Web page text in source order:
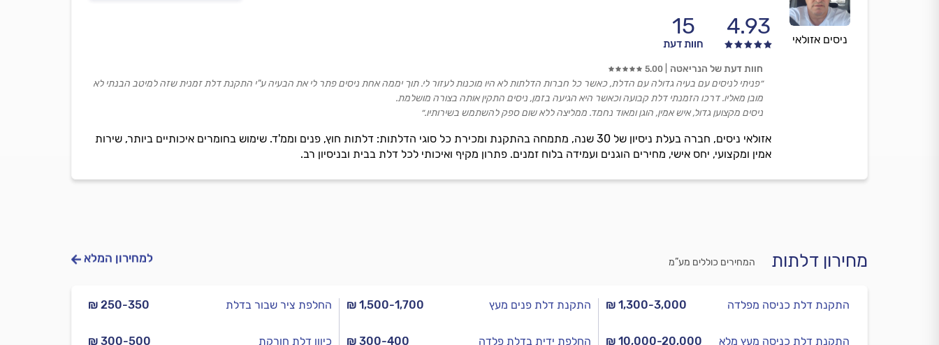
ניסים אזולאי
4.93
15
חוות דעת
אזולאי ניסים, חברה בעלת ניסיון של 30 שנה, מתמחה בהתקנת ומכירת כל סוגי הדלתות: דלתות חוץ, פנים וממ'ד. שימוש בחומרים איכותיים ביותר, שירות
אמין ומקצועי, יחס אישי, מחירים הוגנים ועמידה בלוח זמנים. פתרון מקיף ואיכותי לכל דלת בבית ובניסיון רב.
חוות דעת של הנריאטה 5.00
״פניתי לניסים עם בעיה גדולה עם הדלת, כאשר כל חברות הדלתות לא היו מוכנות לעזור לי. תוך יממה אחת ניסים פתר לי את הבעיה ע"י התקנת דלת זמנית שזה למיטב הבנתי לא
מובן מאליו. דרכו הזמנתי דלת קבועה וכאשר היא הגיעה בזמן, ניסים התקין אותה בצורה מושלמת.
ניסים מקצוען גדול, איש אמין, הוגן ומאוד נחמד. ממליצה ללא שום ספק להשתמש בשירותיו.״
מחירון דלתות המחירים כוללים מע”מ למחירון המלא
₪ 1,300-3,000 התקנת דלת כניסה מפלדה
₪ 10,000-20,000 התקנת דלת כניסה מעץ מלא
₪ 1,500-1,700 התקנת דלת פנים מעץ
₪ 300-400 החלפת ידית בדלת פלדה
₪ 250-350 החלפת ציר שבור בדלת
₪ 300-500 כיוון דלת חורקת